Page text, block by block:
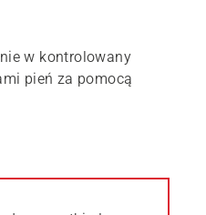
w kontrolowany
pień za pomocą